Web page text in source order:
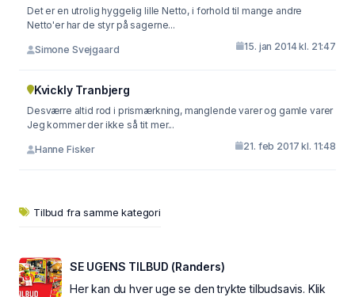
Det er en utrolig hyggelig lille Netto, i forhold til mange andre
Netto'er har de styr på sagerne...
Simone Svejgaard 15. jan 2014 kl. 21:47
Kvickly Tranbjerg
Desværre altid rod i prismærkning, manglende varer og gamle varer
Jeg kommer der ikke så tit mer...
Hanne Fisker 21. feb 2017 kl. 11:48
Tilbud fra samme kategori
SE UGENS TILBUD (Randers)
Her kan du hver uge se den trykte tilbudsavis. Klik